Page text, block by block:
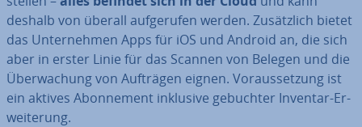
deshalb von überall auf­ge­ru­fen werden. Zu­sätz­lich bietet
das Un­ter­neh­men Apps für iOS und Android an, die sich
aber in erster Linie für das Scannen von Belegen und die
Über­wa­chung von Aufträgen eignen. Vor­aus­set­zung ist
ein aktives Abon­ne­ment inklusive gebuchter Inventar-Er­
wei­te­rung.